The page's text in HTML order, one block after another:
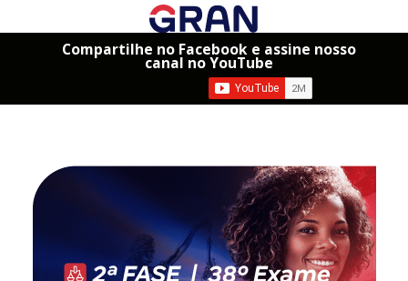
Compartilhe no Facebook e assine nosso
canal no YouTube